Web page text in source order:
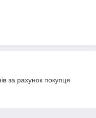
за рахунок покупця